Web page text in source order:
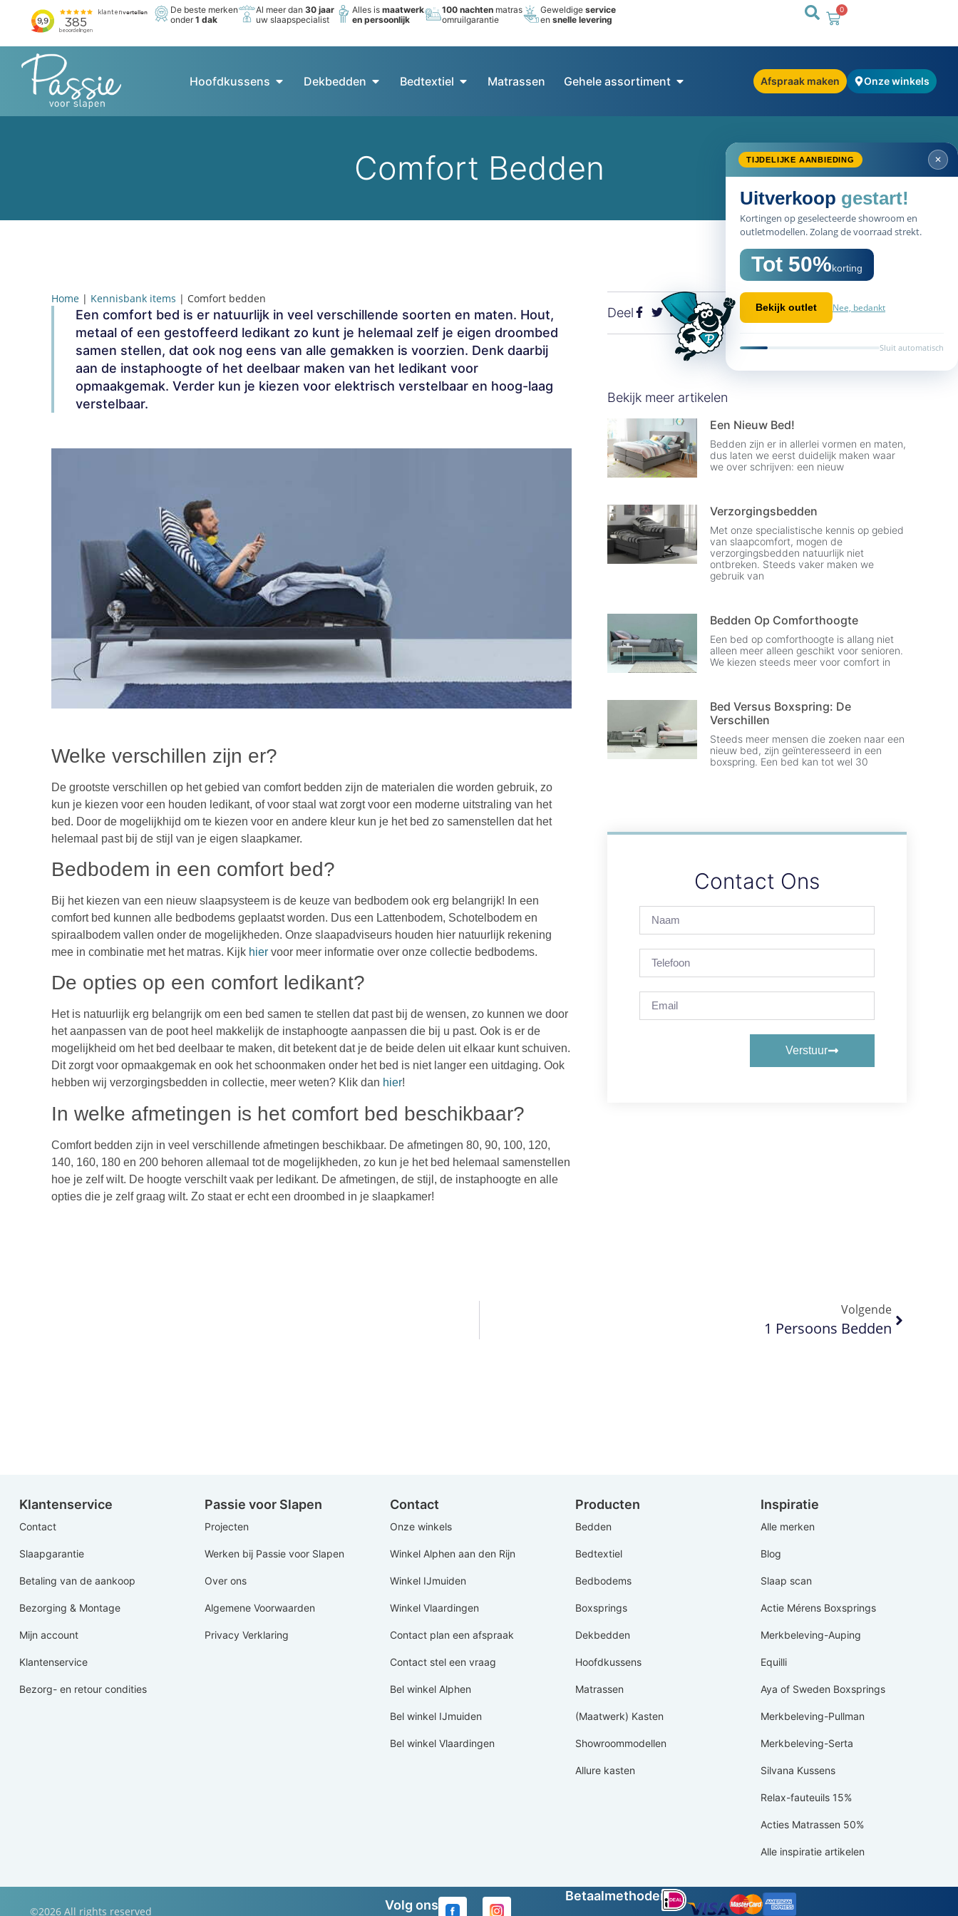
De beste merken
onder1 dak
Al meer dan30 jaar
uw slaapspecialist
Alles ismaatwerk
en persoonlijk
100 nachten matras
omruilgarantie
Geweldigeservice
ensnelle levering
0
Hoofdkussens Dekbedden Bedtextiel Matrassen Gehele assortiment Afspraak maken Onze winkels
TIJDELIJKE AANBIEDING ✕
Uitverkoop gestart!
Kortingen op geselecteerde showroom en
outletmodellen. Zolang de voorraad strekt.
Tot 50%korting
Bekijk outlet Nee, bedankt
Sluit automatisch
Comfort Bedden
Home | Kennisbank items | Comfort bedden
Een comfort bed is er natuurlijk in veel verschillende soorten en maten. Hout,
metaal of een gestoffeerd ledikant zo kunt je helemaal zelf je eigen droombed
samen stellen, dat ook nog eens van alle gemakken is voorzien. Denk daarbij
aan de instaphoogte of het deelbaar maken van het ledikant voor
opmaakgemak. Verder kun je kiezen voor elektrisch verstelbaar en hoog-laag
verstelbaar.
Welke verschillen zijn er?
De grootste verschillen op het gebied van comfort bedden zijn de materialen die worden gebruik, zo
kun je kiezen voor een houden ledikant, of voor staal wat zorgt voor een moderne uitstraling van het
bed. Door de mogelijkhijd om te kiezen voor en andere kleur kun je het bed zo samenstellen dat het
helemaal past bij de stijl van je eigen slaapkamer.
Bedbodem in een comfort bed?
Bij het kiezen van een nieuw slaapsysteem is de keuze van bedbodem ook erg belangrijk! In een
comfort bed kunnen alle bedbodems geplaatst worden. Dus een Lattenbodem, Schotelbodem en
spiraalbodem vallen onder de mogelijkheden. Onze slaapadviseurs houden hier natuurlijk rekening
mee in combinatie met het matras. Kijk hier voor meer informatie over onze collectie bedbodems.
De opties op een comfort ledikant?
Het is natuurlijk erg belangrijk om een bed samen te stellen dat past bij de wensen, zo kunnen we door
het aanpassen van de poot heel makkelijk de instaphoogte aanpassen die bij u past. Ook is er de
mogelijkheid om het bed deelbaar te maken, dit betekent dat je de beide delen uit elkaar kunt schuiven.
Dit zorgt voor opmaakgemak en ook het schoonmaken onder het bed is niet langer een uitdaging. Ook
hebben wij verzorgingsbedden in collectie, meer weten? Klik dan hier!
In welke afmetingen is het comfort bed beschikbaar?
Comfort bedden zijn in veel verschillende afmetingen beschikbaar. De afmetingen 80, 90, 100, 120,
140, 160, 180 en 200 behoren allemaal tot de mogelijkheden, zo kun je het bed helemaal samenstellen
hoe je zelf wilt. De hoogte verschilt vaak per ledikant. De afmetingen, de stijl, de instaphoogte en alle
opties die je zelf graag wilt. Zo staat er echt een droombed in je slaapkamer!
Deel
Bekijk meer artikelen
Een Nieuw Bed!
Bedden zijn er in allerlei vormen en maten,
dus laten we eerst duidelijk maken waar
we over schrijven: een nieuw
Verzorgingsbedden
Met onze specialistische kennis op gebied
van slaapcomfort, mogen de
verzorgingsbedden natuurlijk niet
ontbreken. Steeds vaker maken we
gebruik van
Bedden Op Comforthoogte
Een bed op comforthoogte is allang niet
alleen meer alleen geschikt voor senioren.
We kiezen steeds meer voor comfort in
Bed Versus Boxspring: De
Verschillen
Steeds meer mensen die zoeken naar een
nieuw bed, zijn geïnteresseerd in een
boxspring. Een bed kan tot wel 30
Contact Ons
Verstuur
Volgende
1 Persoons Bedden
Klantenservice
Contact
Slaapgarantie
Betaling van de aankoop
Bezorging & Montage
Mijn account
Klantenservice
Bezorg- en retour condities
Passie voor Slapen
Projecten
Werken bij Passie voor Slapen
Over ons
Algemene Voorwaarden
Privacy Verklaring
Contact
Onze winkels
Winkel Alphen aan den Rijn
Winkel IJmuiden
Winkel Vlaardingen
Contact plan een afspraak
Contact stel een vraag
Bel winkel Alphen
Bel winkel IJmuiden
Bel winkel Vlaardingen
Producten
Bedden
Bedtextiel
Bedbodems
Boxsprings
Dekbedden
Hoofdkussens
Matrassen
(Maatwerk) Kasten
Showroommodellen
Allure kasten
Inspiratie
Alle merken
Blog
Slaap scan
Actie Mérens Boxsprings
Merkbeleving-Auping
Equilli
Aya of Sweden Boxsprings
Merkbeleving-Pullman
Merkbeleving-Serta
Silvana Kussens
Relax-fauteuils 15%
Acties Matrassen 50%
Alle inspiratie artikelen
©2026 All rights reserved Volg ons
Betaalmethoden